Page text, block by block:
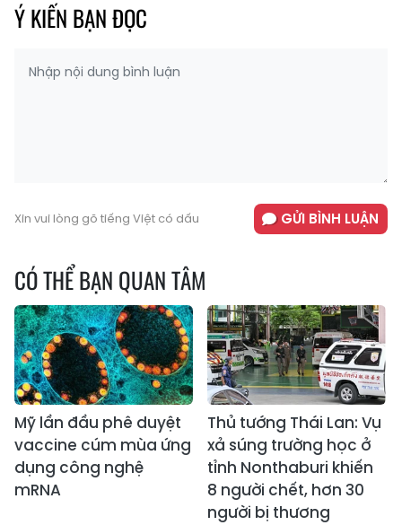
Ý KIẾN BẠN ĐỌC
Xin vui lòng gõ tiếng Việt có dấu GỬI BÌNH LUẬN
CÓ THỂ BẠN QUAN TÂM
Mỹ lần đầu phê duyệt
vaccine cúm mùa ứng
dụng công nghệ
mRNA
Thủ tướng Thái Lan: Vụ
xả súng trường học ở
tỉnh Nonthaburi khiến
8 người chết, hơn 30
người bị thương